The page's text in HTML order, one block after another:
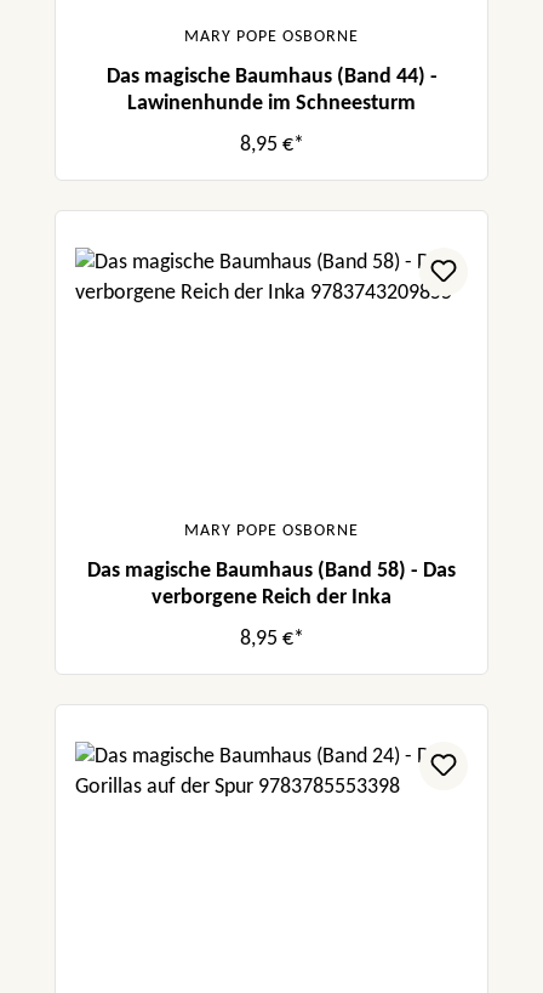
MARY POPE OSBORNE
Das magische Baumhaus (Band 44) -
Lawinenhunde im Schneesturm
8,95 €*
MARY POPE OSBORNE
Das magische Baumhaus (Band 58) - Das
verborgene Reich der Inka
8,95 €*